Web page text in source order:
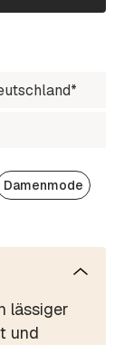
Damenmode
lässiger
und